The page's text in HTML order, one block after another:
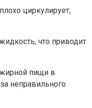
циркулирует,
что приводит
жирной пищи в
неправильного